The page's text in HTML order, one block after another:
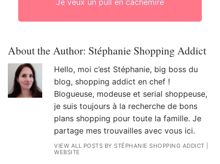
Je veux un pull en cachemire
About the Author: Stéphanie Shopping Addict
Hello, moi c’est Stéphanie, big boss du
blog, shopping addict en chef !
Blogueuse, modeuse et serial shoppeuse,
je suis toujours à la recherche de bons
plans shopping pour toute la famille. Je
partage mes trouvailles avec vous ici.
VIEW ALL POSTS BY STÉPHANIE SHOPPING ADDICT
WEBSITE